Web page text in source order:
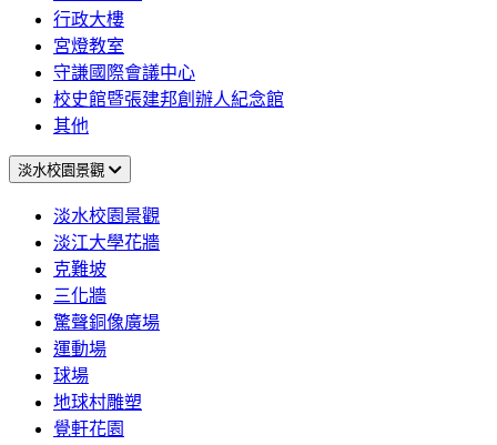
行政大樓
宮燈教室
守謙國際會議中心
校史館暨張建邦創辦人紀念館
其他
淡水校園景觀
淡水校園景觀
淡江大學花牆
克難坡
三化牆
驚聲銅像廣場
運動場
球場
地球村雕塑
覺軒花園